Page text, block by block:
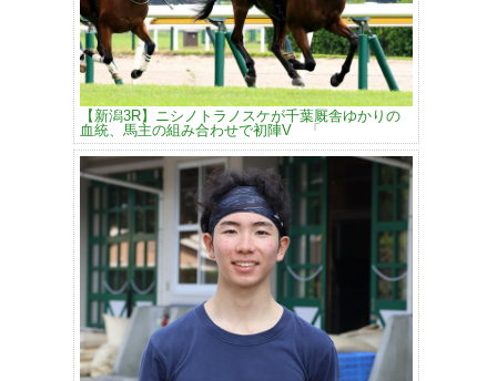
【新潟3R】ニシノトラノスケが千葉厩舎ゆかりの
血統、馬主の組み合わせで初陣V 「